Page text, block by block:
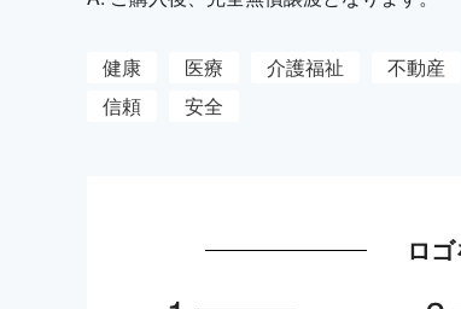
健康 医療 介護福祉 不動産
信頼
安全
ロ